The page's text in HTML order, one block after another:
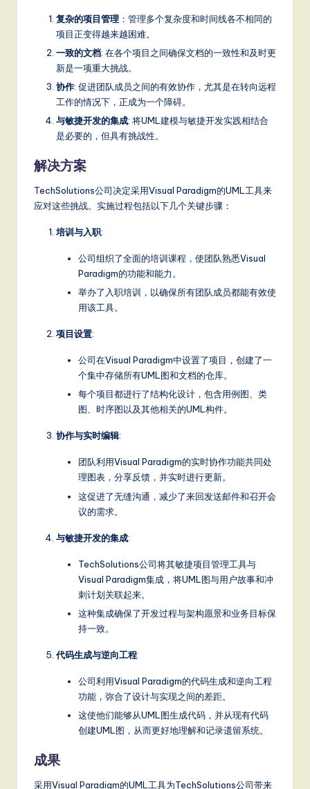
复杂的项目管理 ：管理多个复杂度和时间线各不相同的
项目正变得越来越困难。
一致的文档: 在各个项目之间确保文档的一致性和及时更
新是一项重大挑战。
协作: 促进团队成员之间的有效协作，尤其是在转向远程
工作的情况下，正成为一个障碍。
与敏捷开发的集成: 将UML建模与敏捷开发实践相结合
是必要的，但具有挑战性。
解决方案
TechSolutions公司决定采用Visual Paradigm的UML工具来
应对这些挑战。实施过程包括以下几个关键步骤：
培训与入职:
公司组织了全面的培训课程，使团队熟悉Visual
Paradigm的功能和能力。
举办了入职培训，以确保所有团队成员都能有效使
用该工具。
项目设置:
公司在Visual Paradigm中设置了项目，创建了一
个集中存储所有UML图和文档的仓库。
每个项目都进行了结构化设计，包含用例图、类
图、时序图以及其他相关的UML构件。
协作与实时编辑:
团队利用Visual Paradigm的实时协作功能共同处
理图表，分享反馈，并实时进行更新。
这促进了无缝沟通，减少了来回发送邮件和召开会
议的需求。
与敏捷开发的集成:
TechSolutions公司将其敏捷项目管理工具与
Visual Paradigm集成，将UML图与用户故事和冲
刺计划关联起来。
这种集成确保了开发过程与架构愿景和业务目标保
持一致。
代码生成与逆向工程:
公司利用Visual Paradigm的代码生成和逆向工程
功能，弥合了设计与实现之间的差距。
这使他们能够从UML图生成代码，并从现有代码
创建UML图，从而更好地理解和记录遗留系统。
成果
采用Visual Paradigm的UML工具为TechSolutions公司带来